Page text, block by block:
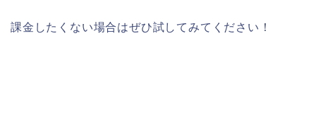
課金したくない場合はぜひ試してみてください！